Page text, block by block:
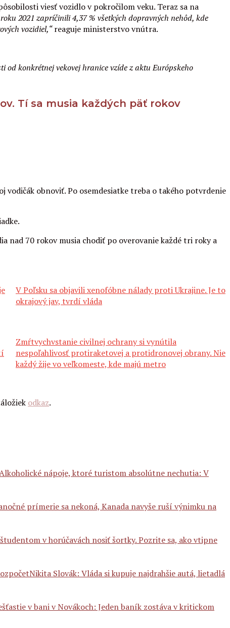
viesť vozidlo v pokročilom veku. Teraz sa na
2021 zapríčinili 4,37 % všetkých dopravných nehôd, kde
vozidiel,“reaguje ministerstvo vnútra.
konkrétnej vekovej hranice vzíde z aktu Európskeho
Tí sa musia každých päť rokov
vodičák obnoviť. Po osemdesiatke treba o takého potvrdenie
nad 70 rokov musia chodiť po overovanie každé tri roky a
V Poľsku sa objavili xenofóbne nálady proti Ukrajine. Je to
okrajový jav, tvrdí vláda
Zmŕtvychvstanie civilnej ochrany si vynútila
nespoľahlivosť protiraketovej a protidronovej obrany. Nie
každý žije vo veľkomeste, kde majú metro
odkaz.
nápoje, ktoré turistom absolútne nechutia: V
prímerie sa nekoná, Kanada navyše ruší výnimku na
v horúčavách nosiť šortky. Pozrite sa, ako vtipne
Nikita Slovák: Vláda si kupuje najdrahšie autá, lietadlá
v bani v Novákoch: Jeden baník zostáva v kritickom